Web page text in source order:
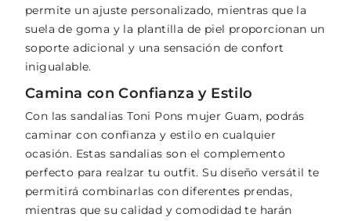
permite un ajuste personalizado, mientras que la
suela de goma y la plantilla de piel proporcionan un
soporte adicional y una sensación de confort
inigualable.
Camina con Confianza y Estilo
Con las sandalias Toni Pons mujer Guam, podrás
caminar con confianza y estilo en cualquier
ocasión. Estas sandalias son el complemento
perfecto para realzar tu outfit. Su diseño versátil te
permitirá combinarlas con diferentes prendas,
mientras que su calidad y comodidad te harán